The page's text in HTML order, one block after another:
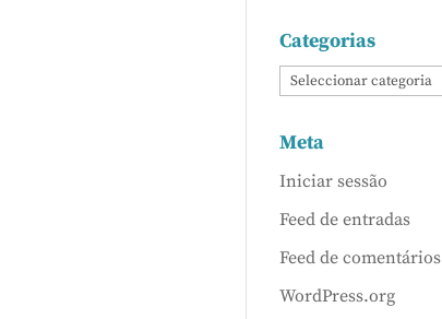
Categorias
Meta
Iniciar sessão
Feed de entradas
Feed de comentários
WordPress.org